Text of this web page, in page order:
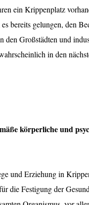
ein Krippenplatz
bereits gelungen, den
den Großstädten und
in den
körperliche und
und Erziehung in
die Festigung der